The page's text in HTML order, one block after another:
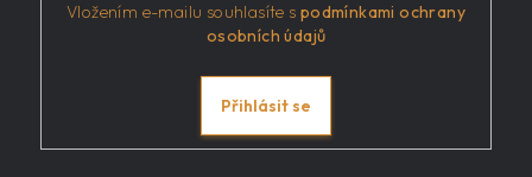
Vložením e-mailu souhlasíte s podmínkami ochrany
osobních údajů
Přihlásit se